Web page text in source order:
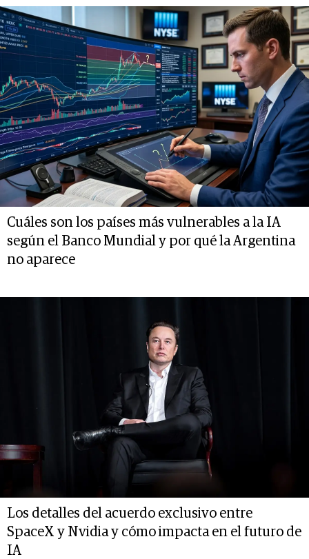
Cuáles son los países más vulnerables a la IA
según el Banco Mundial y por qué la Argentina
no aparece
Los detalles del acuerdo exclusivo entre
SpaceX y Nvidia y cómo impacta en el futuro de
IA